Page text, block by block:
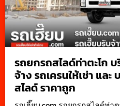
รถยกรถสไลด์ท่าตะโก
จ้าง รถเครนให้เช่า และ
สไลด์ ราคาถูก